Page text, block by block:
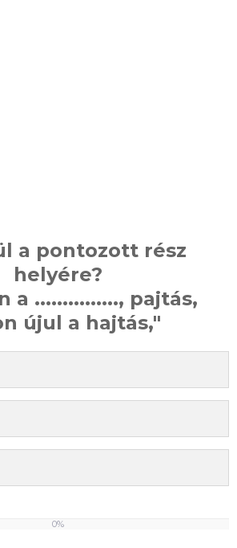
a pontozott rész
helyére?
a ..............., pajtás,
újul a hajtás,"
0%